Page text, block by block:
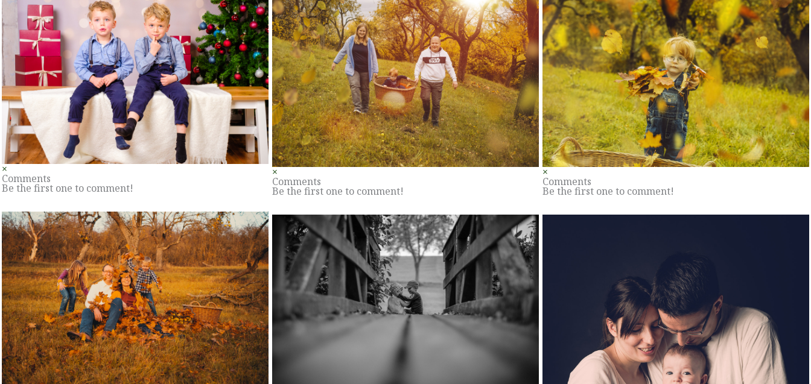
×
Comments
Be the first one to comment!
×
Comments
Be the first one to comment!
×
Comments
Be the first one to comment!